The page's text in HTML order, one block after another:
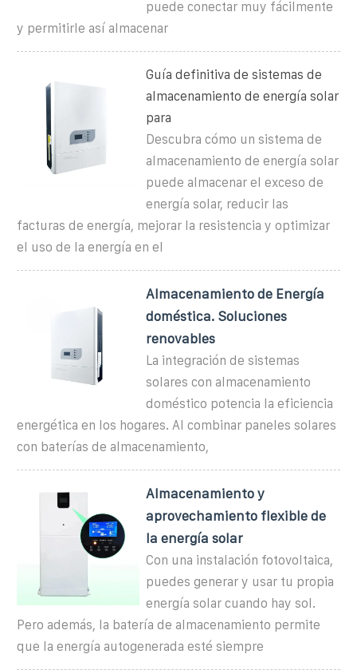
puede conectar muy fácilmente
y permitirle así almacenar
Guía definitiva de sistemas de
almacenamiento de energía solar
para
Descubra cómo un sistema de
almacenamiento de energía solar
puede almacenar el exceso de
energía solar, reducir las
facturas de energía, mejorar la resistencia y optimizar
el uso de la energía en el
Almacenamiento de Energía
doméstica. Soluciones
renovables
La integración de sistemas
solares con almacenamiento
doméstico potencia la eficiencia
energética en los hogares. Al combinar paneles solares
con baterías de almacenamiento,
Almacenamiento y
aprovechamiento flexible de
la energía solar
Con una instalación fotovoltaica,
puedes generar y usar tu propia
energía solar cuando hay sol.
Pero además, la batería de almacenamiento permite
que la energía autogenerada esté siempre